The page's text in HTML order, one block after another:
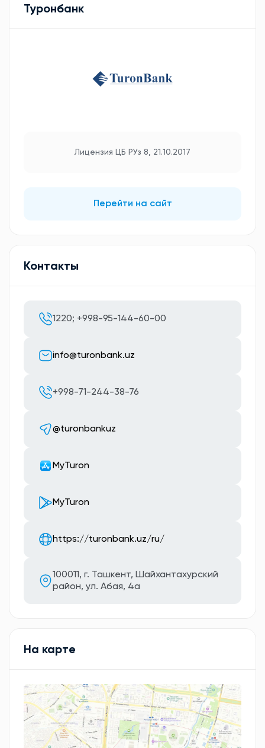
Туронбанк
Лицензия ЦБ РУз 8, 21.10.2017
Перейти на сайт
Контакты
1220; +998-95-144-60-00
info@turonbank.uz
+998-71-244-38-76
@turonbankuz
MyTuron
MyTuron
https://turonbank.uz/ru/
100011, г. Ташкент, Шайхантахурский
район, ул. Абая, 4а
На карте